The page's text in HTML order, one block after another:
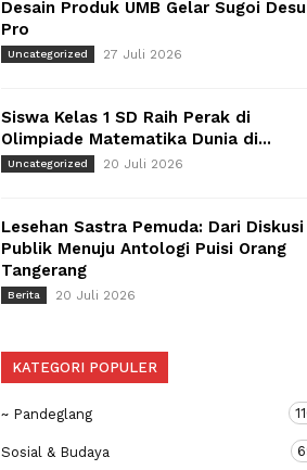
Desain Produk UMB Gelar Sugoi Desu
Pro
Uncategorized 27 Juli 2026
Siswa Kelas 1 SD Raih Perak di
Olimpiade Matematika Dunia di...
Uncategorized 20 Juli 2026
Lesehan Sastra Pemuda: Dari Diskusi
Publik Menuju Antologi Puisi Orang
Tangerang
Berita 20 Juli 2026
KATEGORI POPULER
~ Pandeglang
Sosial & Budaya